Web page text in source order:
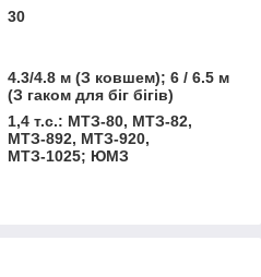
30
4.3/4.8 м (З ковшем); 6 / 6.5 м
(З гаком для біг бігів)
1,4 т.с.: МТЗ-80, МТЗ-82,
МТЗ-892, МТЗ-920,
МТЗ-1025; ЮМЗ